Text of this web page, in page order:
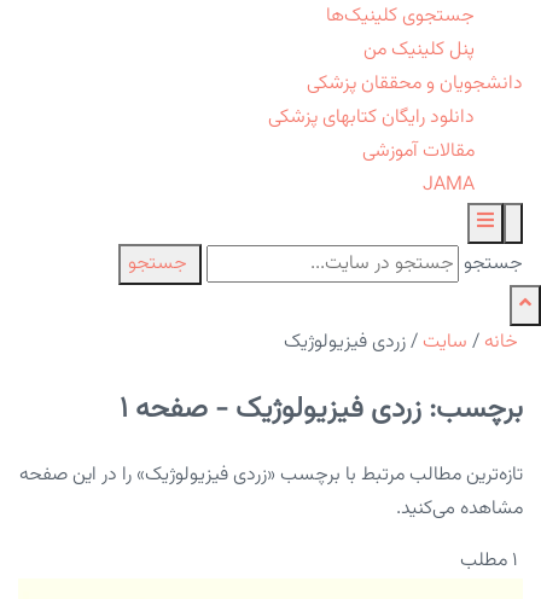
جستجوی کلینیک‌ها
پنل کلینیک من
دانشجویان و محققان پزشکی
دانلود رایگان کتابهای پزشکی
مقالات آموزشی
JAMA
جستجو جستجو
خانه / سایت /زردی فیزیولوژیک
برچسب: زردی فیزیولوژیک - صفحه 1
تازه‌ترین مطالب مرتبط با برچسب «زردی فیزیولوژیک» را در این صفحه
مشاهده می‌کنید.
۱ مطلب